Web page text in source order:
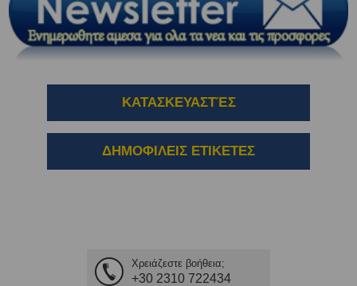
ΚΑΤΑΣΚΕΥΑΣΤΈΣ
ΔΗΜΟΦΙΛΕΙΣ ΕΤΙΚΕΤΕΣ
Χρειάζεστε βοήθεια;
+30 2310 722434